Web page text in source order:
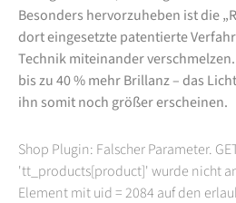
Besonders hervorzuheben ist die
dort eingesetzte patentierte
Technik miteinander
bis zu 40 % mehr Brillanz – das
ihn somit noch größer erscheinen.
Shop Plugin: Falscher Parameter.
'tt_products[product]' wurde nicht
Element mit uid = 2084 auf den